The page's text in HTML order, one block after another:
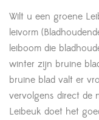
Wilt u een groene
leivorm
leiboom die
winter zijn bruine
bruine blad valt er
vervolgens direct de
Leibeuk doet het